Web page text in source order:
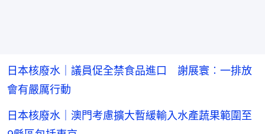
日本核廢水｜議員促全禁食品進口 謝展寰︰一排放
會有嚴厲行動
日本核廢水｜澳門考慮擴大暫緩輸入水產蔬果範圍至